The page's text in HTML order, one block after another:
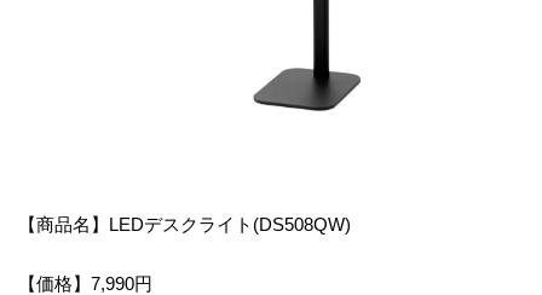
【商品名】LEDデスクライト(DS508QW)
【価格】7,990円